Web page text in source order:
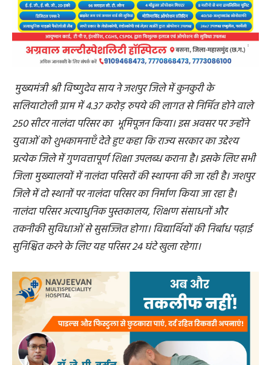
मुख्यमंत्री श्री विष्णुदेव साय ने जशपुर जिले में कुनकुरी के
सलियाटोली ग्राम में 4.37 करोड़ रुपये की लागत से निर्मित होने वाले
250 सीटर नालंदा परिसर का भूमिपूजन किया। इस अवसर पर उन्होंने
युवाओं को शुभकामनाएँ देते हुए कहा कि राज्य सरकार का उद्देश्य
प्रत्येक जिले में गुणवत्तापूर्ण शिक्षा उपलब्ध कराना है। इसके लिए सभी
जिला मुख्यालयों में नालंदा परिसरों की स्थापना की जा रही है। जशपुर
जिले में दो स्थानों पर नालंदा परिसर का निर्माण किया जा रहा है।
नालंदा परिसर अत्याधुनिक पुस्तकालय, शिक्षण संसाधनों और
तकनीकी सुविधाओं से सुसज्जित होगा। विद्यार्थियों की निर्बाध पढ़ाई
सुनिश्चित करने के लिए यह परिसर 24 घंटे खुला रहेगा।